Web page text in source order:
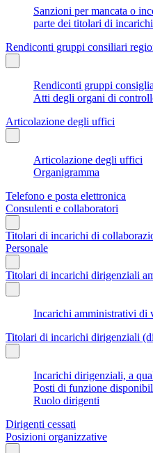
Sanzioni per mancata o
parte dei titolari di
Rendiconti gruppi consiliari
Rendiconti gruppi
Atti degli organi di
Articolazione degli uffici
Articolazione degli uffici
Organigramma
Telefono e posta elettronica
Consulenti e collaboratori
Titolari di incarichi di
Personale
Titolari di incarichi dirigenziali
Incarichi amministrativi di
Titolari di incarichi dirigenziali
Incarichi dirigenziali, a
Posti di funzione
Ruolo dirigenti
Dirigenti cessati
Posizioni organizzative